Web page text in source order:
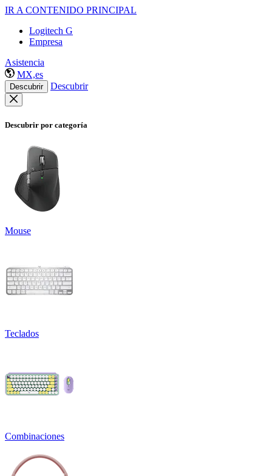
IR A CONTENIDO PRINCIPAL
Logitech G
Empresa
Asistencia
MX,es
Descubrir Descubrir
Descubrir por categoría
Mouse
Teclados
Combinaciones